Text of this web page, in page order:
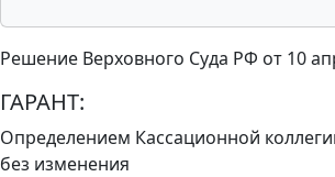
Решение Верховного Суда РФ от 10
ГАРАНТ:
Определением Кассационной
без изменения